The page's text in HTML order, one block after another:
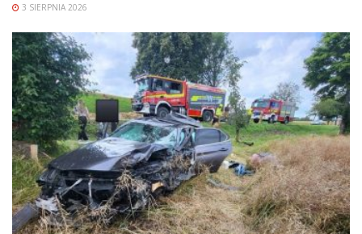
3 SIERPNIA 2026